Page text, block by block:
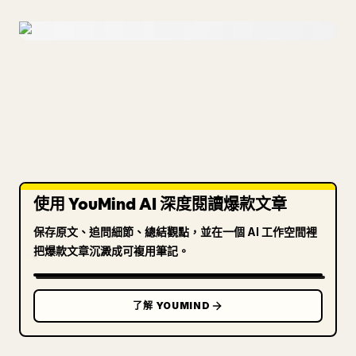
使用 YouMind AI 深度閱讀爆款文章
保存原文、追問細節、總結觀點，並在一個 AI 工作空間裡
把爆款文章沉澱成可複用筆記。
了解 YOUMIND